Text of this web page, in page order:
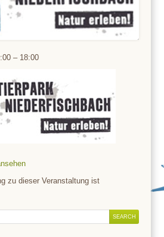
– 18:00
zu dieser Veranstaltung ist